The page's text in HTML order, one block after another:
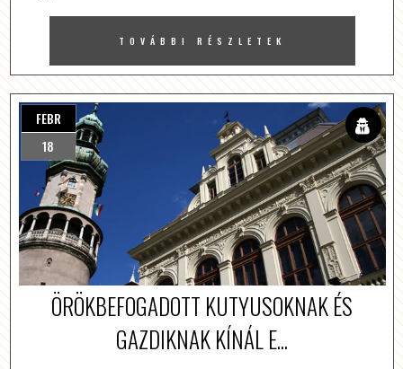
TOVÁBBI RÉSZLETEK
FEBR
18
ÖRÖKBEFOGADOTT KUTYUSOKNAK ÉS
GAZDIKNAK KÍNÁL E...